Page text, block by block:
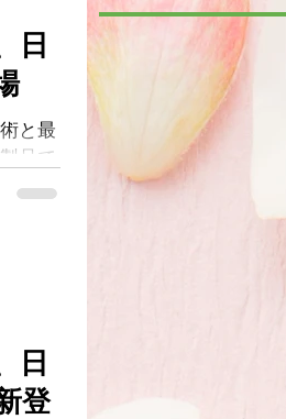
日
と最
品で
安全
てい
日
登